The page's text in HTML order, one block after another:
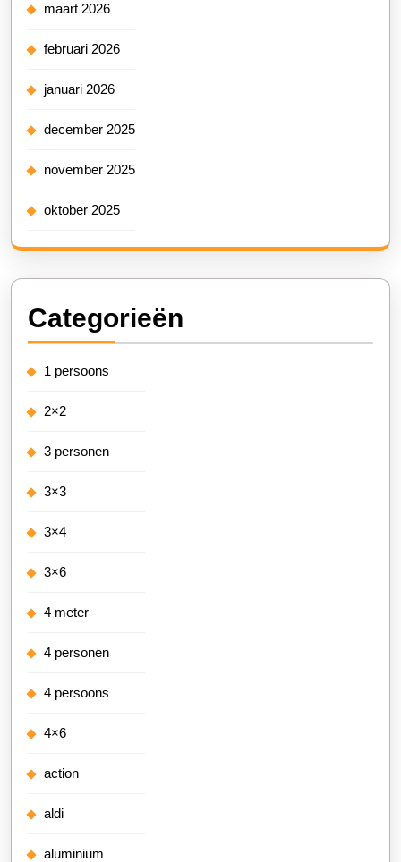
maart 2026
februari 2026
januari 2026
december 2025
november 2025
oktober 2025
Categorieën
1 persoons
2×2
3 personen
3×3
3×4
3×6
4 meter
4 personen
4 persoons
4×6
action
aldi
aluminium